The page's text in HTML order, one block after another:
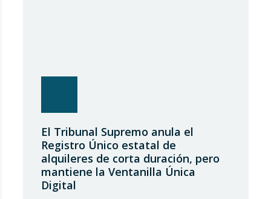
El Tribunal Supremo anula el
Registro Único estatal de
alquileres de corta duración, pero
mantiene la Ventanilla Única
Digital